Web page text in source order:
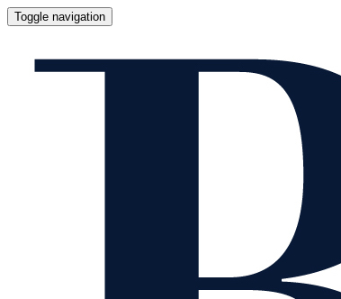
Toggle navigation